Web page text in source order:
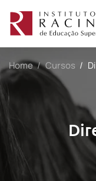
Home Cursos